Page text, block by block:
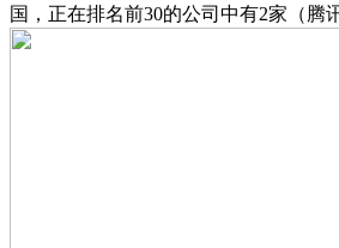
国，正在排名前30的公司中有2家（腾